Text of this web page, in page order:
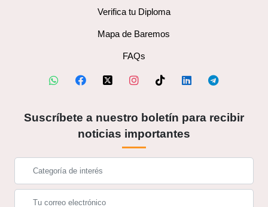
Verifica tu Diploma
Mapa de Baremos
FAQs
Suscríbete a nuestro boletín para recibir
noticias importantes